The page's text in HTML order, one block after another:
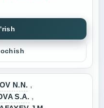
va ularni neft-gaz
ta’siri
N.N. ,
S.A. ,